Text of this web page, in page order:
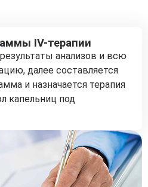
IV-терапии
анализов и всю
далее составляется
и назначается терапия
капельниц под